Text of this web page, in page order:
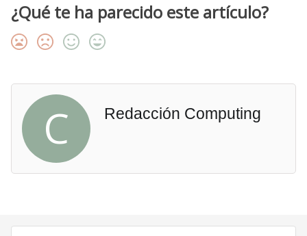
¿Qué te ha parecido este artículo?
C Redacción Computing